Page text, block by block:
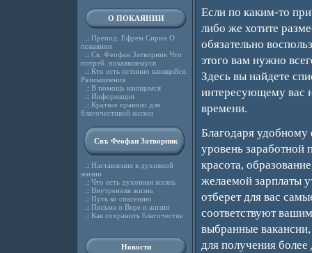
О ПОКАЯНИИ
.: Препод. Ефрем Сирин О
покаянии
.: Св. Феофан Затворник Что
потреб. покаявшемуся
.: Кто есть истинно кающийся.
Размышления
.: В помощь кающимся
.: Информация
.: Краткое правило для
благочестивой жизни
Свт. Феофан Затворник
.: Наставления в духовной
жизни
.: Что есть духовная жизнь
.: Внутренняя жизнь
.: Путь ко спасению
.: Письма о Вере и жизни
.: Как сохранить благочестие
Новости
Если по каким-то
либо же хотите
обязательно
этого вам нужно
Здесь вы найдете
интересующему вас
времени.
Благодаря удобному
уровень заработной
красота,
желаемой зарплаты
отберет для вас
соответствуют
выбранные
для получения